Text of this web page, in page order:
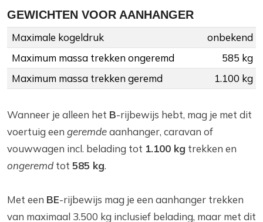
GEWICHTEN VOOR AANHANGER
Maximale kogeldruk
onbekend
Maximum massa trekken ongeremd
585 kg
Maximum massa trekken geremd
1.100 kg
Wanneer je alleen het B-rijbewijs hebt, mag je met dit
voertuig een geremdeaanhanger, caravan of
vouwwagen incl. belading tot 1.100 kg trekken en
ongeremd tot 585 kg.
Met een BE-rijbewijs mag je een aanhanger trekken
van maximaal 3.500 kg inclusief belading, maar met dit